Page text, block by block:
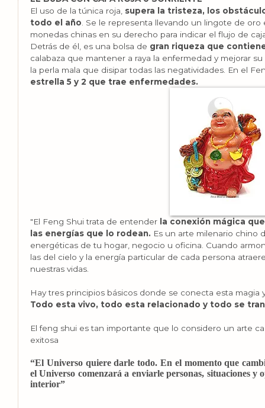
El uso de la túnica roja, supera la tristeza, los
todo el año . Se le representa llevando un lingote de
monedas chinas en su derecho para indicar el flujo de
Detrás de él, es una bolsa de gran riqueza que
calabaza que mantener a raya la enfermedad y mejorar
la perla mala que disipar todas las negatividades. En el
estrella 5 y 2 que trae enfermedades.
"El Feng Shui trata de entender la conexión mágica
las energías que lo rodean. Es un arte milenario chino
energéticas de tu hogar, negocio u oficina. Cuando
las del cielo y la energía particular de cada persona
nuestras vidas.
Hay tres principios básicos donde se conecta esta magia
Todo esta vivo, todo esta relacionado y todo se
El feng shui es tan importante que lo considero un arte
exitosa
“El Universo quiere darle todo. En el momento que
el Universo comenzará a enviarle personas, situaciones y
interior”